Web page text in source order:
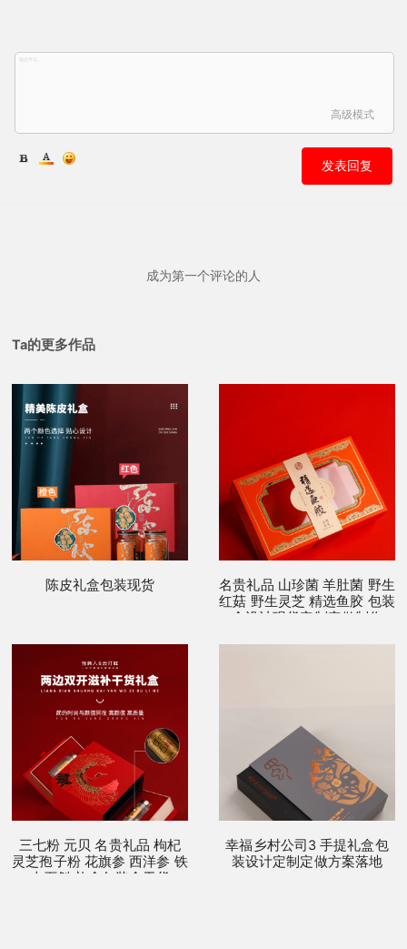
高级模式
发表回复
成为第一个评论的人
Ta的更多作品
陈皮礼盒包装现货
名贵礼品 山珍菌 羊肚菌 野生
红菇 野生灵芝 精选鱼胶 包装
盒设计现货定制定做制作
三七粉 元贝 名贵礼品 枸杞
灵芝孢子粉 花旗参 西洋参 铁
皮石斛 礼盒包装盒干货
幸福乡村公司3 手提礼盒包
装设计定制定做方案落地